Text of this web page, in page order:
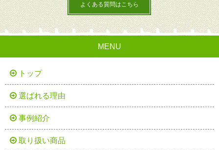
よくある質問はこちら
MENU
トップ
選ばれる理由
事例紹介
取り扱い商品